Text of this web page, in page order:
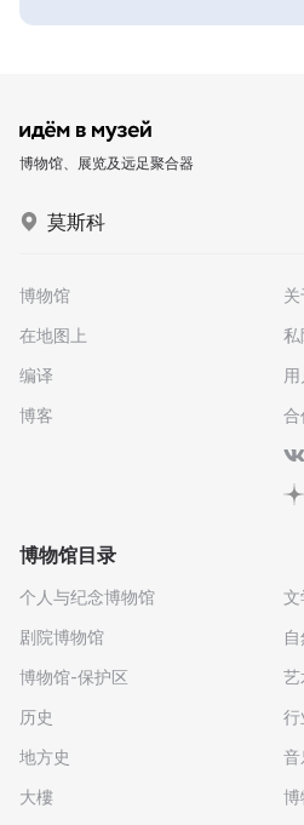
博物馆、展览及远足聚合器
莫斯科
博物馆
在地图上
编译
博客
关
私
合
博物馆目录
个人与纪念博物馆
剧院博物馆
博物馆-保护区
历史
地方史
大樓
文
艺
行
音
博